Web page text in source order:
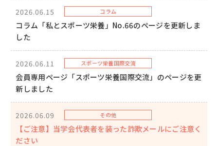
2026.06.15 コラム
コラム「私とスポーツ栄養」No.66のページを更新しま
した
2026.06.11 スポーツ栄養国際交流
会員専用ページ「スポーツ栄養国際交流」のページを更
新しました
2026.06.09 その他
【ご注意】当学会代表者を装った詐欺メールにご注意く
ださい